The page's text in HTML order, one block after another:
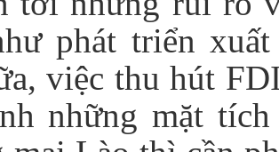
phát triển
việc thu hút
những mặt